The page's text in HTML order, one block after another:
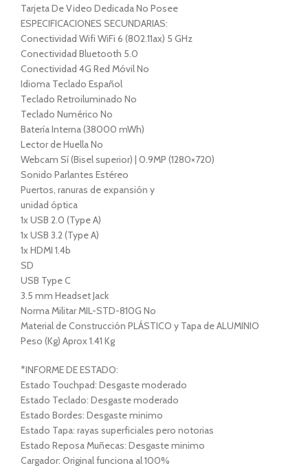
Tarjeta De Video Dedicada No Posee
ESPECIFICACIONES SECUNDARIAS:
Conectividad Wifi WiFi 6 (802.11ax) 5 GHz
Conectividad Bluetooth 5.0
Conectividad 4G Red Móvil No
Idioma Teclado Español
Teclado Retroiluminado No
Teclado Numérico No
Batería Interna (38000 mWh)
Lector de Huella No
Webcam Sí (Bisel superior) | 0.9MP (1280×720)
Sonido Parlantes Estéreo
Puertos, ranuras de expansión y
unidad óptica
1x USB 2.0 (Type A)
1x USB 3.2 (Type A)
1x HDMI 1.4b
SD
USB Type C
3.5 mm Headset Jack
Norma Militar MIL-STD-810G No
Material de Construcción PLÁSTICO y Tapa de ALUMINIO
Peso (Kg) Aprox 1.41 Kg
*INFORME DE ESTADO:
Estado Touchpad: Desgaste moderado
Estado Teclado: Desgaste moderado
Estado Bordes: Desgaste minimo
Estado Tapa: rayas superficiales pero notorias
Estado Reposa Muñecas: Desgaste minimo
Cargador: Original funciona al 100%